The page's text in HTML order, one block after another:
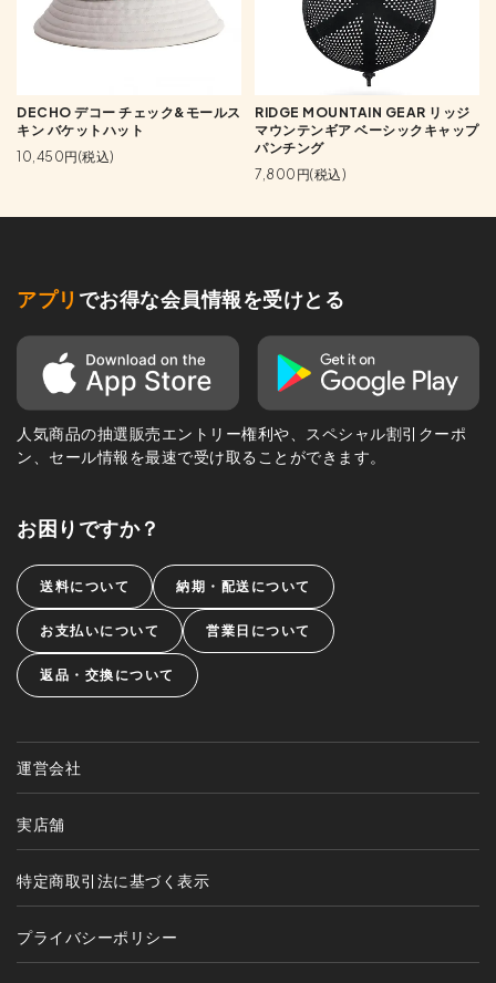
DECHO デコー チェック&モールス
キン バケットハット
10,450円(税込)
RIDGE MOUNTAIN GEAR リッジ
マウンテンギア ベーシックキャップ
パンチング
7,800円(税込)
アプリ でお得な会員情報を受けとる
人気商品の抽選販売エントリー権利や、スペシャル割引クーポ
ン、セール情報を最速で受け取ることができます。
お困りですか？
送料について 納期・配送について
お支払いについて 営業日について
返品・交換について
運営会社
実店舗
特定商取引法に基づく表示
プライバシーポリシー